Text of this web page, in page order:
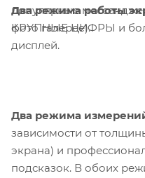
популярные
фото галерее).
Два режима работы
КРУПНЫЕ ЦИФРЫ и
дисплей.
Два режима
зависимости от
экрана) и
подсказок. В обоих